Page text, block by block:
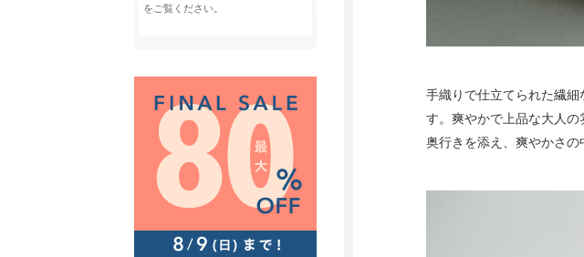
をご覧ください。
手織りで仕立てられた繊
す。爽やかで上品な大人
奥行きを添え、爽やかさの